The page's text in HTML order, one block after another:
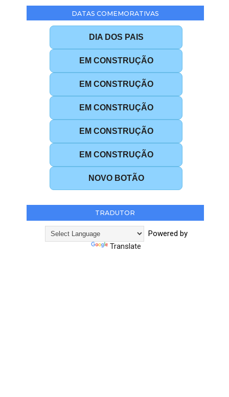
DATAS COMEMORATIVAS
DIA DOS PAIS
EM CONSTRUÇÃO
EM CONSTRUÇÃO
EM CONSTRUÇÃO
EM CONSTRUÇÃO
EM CONSTRUÇÃO
NOVO BOTÃO
TRADUTOR
Powered by
Translate